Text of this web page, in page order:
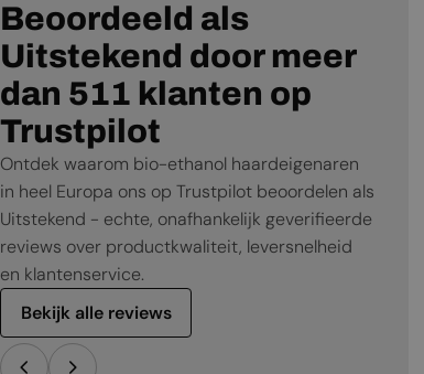
Beoordeeld als
Uitstekend door meer
dan 511 klanten op
Trustpilot
Ontdek waarom bio-ethanol haardeigenaren
in heel Europa ons op Trustpilot beoordelen als
Uitstekend - echte, onafhankelijk geverifieerde
reviews over productkwaliteit, leversnelheid
en klantenservice.
Bekijk alle reviews